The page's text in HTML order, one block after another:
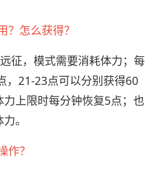
？怎么获得？
征，模式需要消耗体力；每
，21-23点可以分别获得60
上限时每分钟恢复5点；也
。
作？